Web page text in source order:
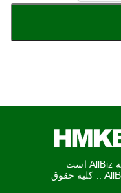
حق طبع و نشر © AllBiz :: 2018-2026 :: کلیه حقوق